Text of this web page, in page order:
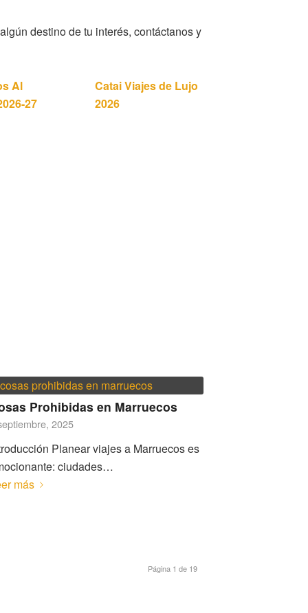
destino de tu interés, contáctanos y
Al
27
Catai Viajes de Lujo
2026
Prohibidas en Marruecos
2025
Planear viajes a Marruecos es
ciudades…
más
Página 1 de 19